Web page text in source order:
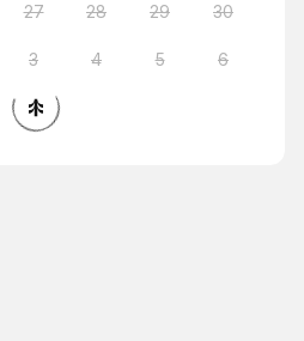
27 28 29 30
3 4 5 6